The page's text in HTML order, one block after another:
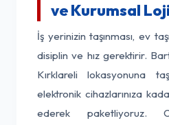
ve Kurumsal
İş yerinizin taşınması, ev
disiplin ve hız gerektirir.
Kırklareli lokasyonuna
elektronik cihazlarınıza
ederek paketliyoruz.